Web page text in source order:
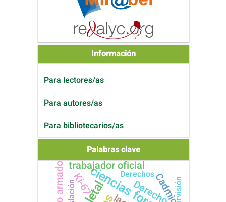
Información
Para lectores/as
Para autores/as
Para bibliotecarios/as
Palabras clave
Derecho
trabajador oficial
Cadmio
Ki-67 Derechos